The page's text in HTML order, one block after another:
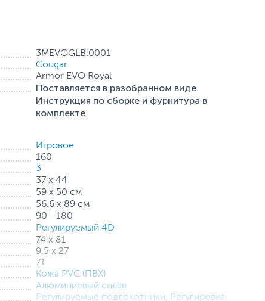
высоту ARMOR EVO.
и раскачивать тело в небольшом диапазоне углов
положение!
положение для поддержки рук и поддержания
3MEVOGLB.0001
Cougar
Armor EVO Royal
Поставляется в разобранном виде.
Инструкция по сборке и фурнитура в
комплекте
Игровое
160
3
37 х 44
59 х 50 см
56.6 х 89 см
90 - 180
Регулируемый 4D
74 x 81
9.5 х 27
71
Кожа PVC (ПВХ)
Алюминиевый сплав
Регулируемые подлокотники, Регулировка